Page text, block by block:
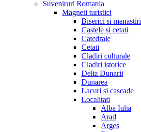
Suveniruri Romania
Magneti turistici
Biserici si manastiri
Castele si cetati
Catedrale
Cetati
Cladiri culturale
Cladiri istorice
Delta Dunarii
Dunarea
Lacuri si cascade
Localitati
Alba Iulia
Arad
Arges